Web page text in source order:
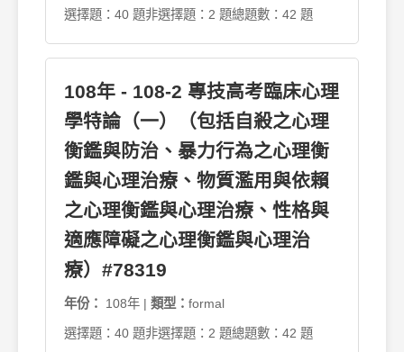
選擇題：40 題非選擇題：2 題總題數：42 題
108年 - 108-2 專技高考臨床心理
學特論（一）（包括自殺之心理
衡鑑與防治、暴力行為之心理衡
鑑與心理治療、物質濫用與依賴
之心理衡鑑與心理治療、性格與
適應障礙之心理衡鑑與心理治
療）#78319
年份： 108年 | 類型： formal
選擇題：40 題非選擇題：2 題總題數：42 題